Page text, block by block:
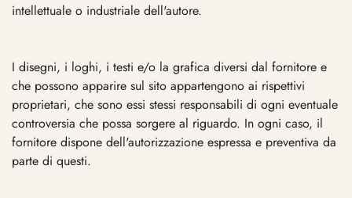
intellettuale o industriale dell'autore.
I disegni, i loghi, i testi e/o la grafica diversi dal fornitore e
che possono apparire sul sito appartengono ai rispettivi
proprietari, che sono essi stessi responsabili di ogni eventuale
controversia che possa sorgere al riguardo. In ogni caso, il
fornitore dispone dell'autorizzazione espressa e preventiva da
parte di questi.